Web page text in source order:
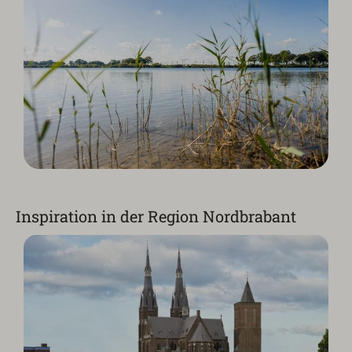
Inspiration in der Region Nordbrabant